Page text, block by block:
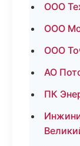
ООО
ООО
ООО
АО
ПК